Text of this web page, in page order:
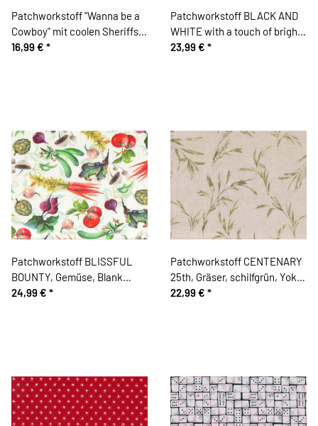
Patchworkstoff "Wanna be a
Cowboy" mit coolen Sheriffs
und Pferden, dunkelbraun-
16,99 € *
Patchworkstoff BLACK AND
WHITE with a touch of bright,
Dreiecke, schwarz-weiß,
23,99 € *
Patchworkstoff BLISSFUL
BOUNTY, Gemüse, Blank
Quilting
24,99 € *
Patchworkstoff CENTENARY
25th, Gräser, schilfgrün, Yoko
Saito
22,99 € *